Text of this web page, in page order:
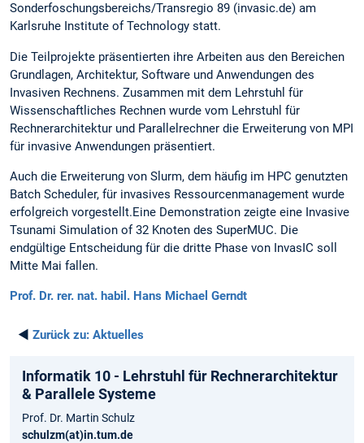
Sonderfoschungsbereichs/Transregio 89 (invasic.de) am
Karlsruhe Institute of Technology statt.
Die Teilprojekte präsentierten ihre Arbeiten aus den Bereichen
Grundlagen, Architektur, Software und Anwendungen des
Invasiven Rechnens. Zusammen mit dem Lehrstuhl für
Wissenschaftliches Rechnen wurde vom Lehrstuhl für
Rechnerarchitektur und Parallelrechner die Erweiterung von MPI
für invasive Anwendungen präsentiert.
Auch die Erweiterung von Slurm, dem häufig im HPC genutzten
Batch Scheduler, für invasives Ressourcenmanagement wurde
erfolgreich vorgestellt.Eine Demonstration zeigte eine Invasive
Tsunami Simulation of 32 Knoten des SuperMUC. Die
endgültige Entscheidung für die dritte Phase von InvasIC soll
Mitte Mai fallen.
Prof. Dr. rer. nat. habil. Hans Michael Gerndt
◄ Zurück zu: Aktuelles
Informatik 10 - Lehrstuhl für Rechnerarchitektur
& Parallele Systeme
Prof. Dr. Martin Schulz
schulzm(at)in.tum.de